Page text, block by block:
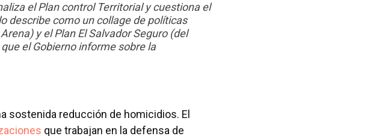
el Plan control Territorial y cuestiona el
describe como un collage de políticas
y el Plan El Salvador Seguro (del
el Gobierno informe sobre la
sostenida reducción de homicidios. El
que trabajan en la defensa de